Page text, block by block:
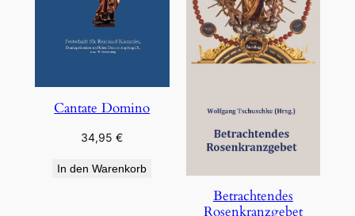
Cantate Domino
34,95€
In den Warenkorb
Betrachtendes
Rosenkranzgebet